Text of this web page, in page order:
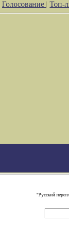
Голосование | Топ-
"Русский